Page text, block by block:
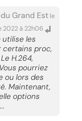
Grand Est le
à 22h06
utilise les
proc,
H.264,
pourriez
ou lors des
Maintenant,
options